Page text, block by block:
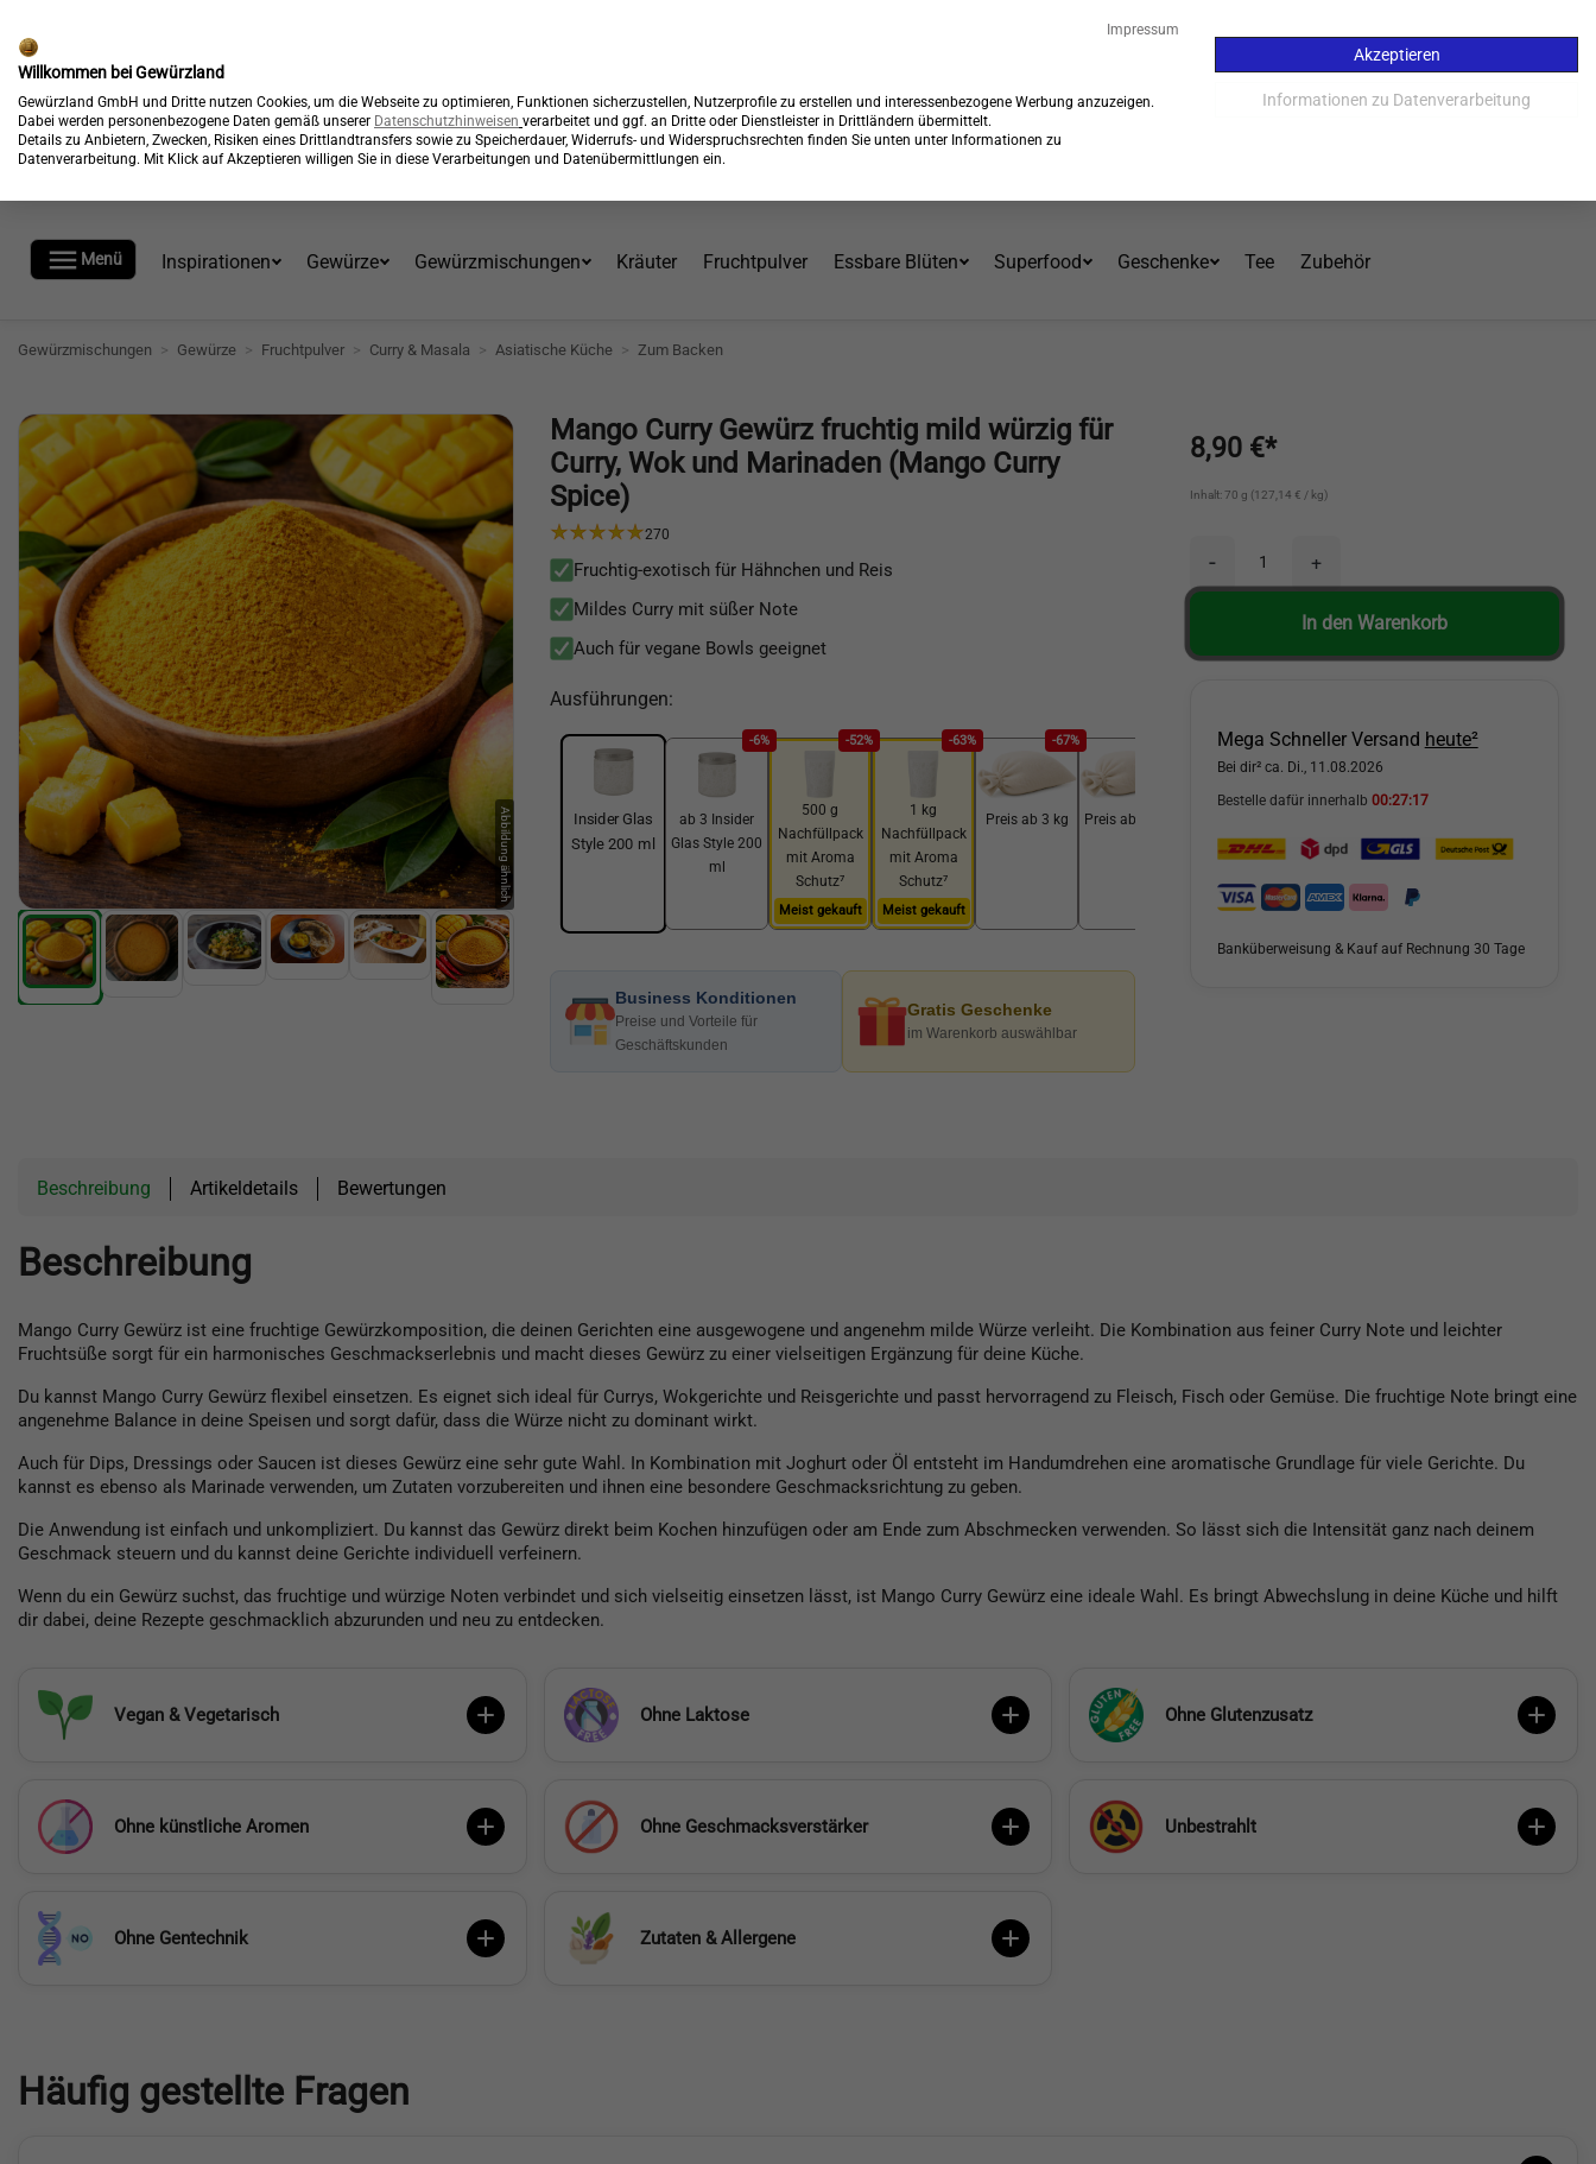
Kostenloser Versand* Kauf auf Rechnung - 30 Tage
 Menü Inspirationen Gewürze Gewürzmischungen Kräuter Fruchtpulver Essbare Blüten Superfood Geschenke Tee Zubehör
Gewürzmischungen > Gewürze > Fruchtpulver > Curry & Masala > Asiatische Küche > Zum Backen
Mango Curry Gewürz fruchtig mild würzig für
Curry, Wok und Marinaden (Mango Curry
Spice)
270
Fruchtig-exotisch für Hähnchen und Reis
Mildes Curry mit süßer Note
Auch für vegane Bowls geeignet
Ausführungen:
Insider Glas
Style 200 ml
-6%
ab 3 Insider
Glas Style 200
ml
-52%
500 g
Nachfüllpack
mit Aroma
Schutz⁷
Meist gekauft
-63%
1 kg
Nachfüllpack
mit Aroma
Schutz⁷
Meist gekauft
-67%
Preis ab 3 kg Preis ab 25 kg
Business Konditionen
Preise und Vorteile für
Geschäftskunden
Gratis Geschenke
im Warenkorb auswählbar
8,90 €*
Inhalt: 70 g (127,14 € / kg)
- +
In den Warenkorb
Mega Schneller Versand heute²
Bei dir² ca. Di., 11.08.2026
Bestelle dafür innerhalb 00:27:15
Banküberweisung & Kauf auf Rechnung 30 Tage
Beschreibung Artikeldetails Bewertungen
Beschreibung
Mango Curry Gewürz ist eine fruchtige Gewürzkomposition, die deinen Gerichten eine ausgewogene und angenehm milde Würze verleiht. Die Kombination aus feiner Curry Note und leichter
Fruchtsüße sorgt für ein harmonisches Geschmackserlebnis und macht dieses Gewürz zu einer vielseitigen Ergänzung für deine Küche.
Du kannst Mango Curry Gewürz flexibel einsetzen. Es eignet sich ideal für Currys, Wokgerichte und Reisgerichte und passt hervorragend zu Fleisch, Fisch oder Gemüse. Die fruchtige Note bringt eine
angenehme Balance in deine Speisen und sorgt dafür, dass die Würze nicht zu dominant wirkt.
Auch für Dips, Dressings oder Saucen ist dieses Gewürz eine sehr gute Wahl. In Kombination mit Joghurt oder Öl entsteht im Handumdrehen eine aromatische Grundlage für viele Gerichte. Du
kannst es ebenso als Marinade verwenden, um Zutaten vorzubereiten und ihnen eine besondere Geschmacksrichtung zu geben.
Die Anwendung ist einfach und unkompliziert. Du kannst das Gewürz direkt beim Kochen hinzufügen oder am Ende zum Abschmecken verwenden. So lässt sich die Intensität ganz nach deinem
Geschmack steuern und du kannst deine Gerichte individuell verfeinern.
Wenn du ein Gewürz suchst, das fruchtige und würzige Noten verbindet und sich vielseitig einsetzen lässt, ist Mango Curry Gewürz eine ideale Wahl. Es bringt Abwechslung in deine Küche und hilft
dir dabei, deine Rezepte geschmacklich abzurunden und neu zu entdecken.
Vegan & Vegetarisch Ohne Laktose Ohne Glutenzusatz
Ohne künstliche Aromen Ohne Geschmacksverstärker Unbestrahlt
Ohne Gentechnik Zutaten & Allergene
Häufig gestellte Fragen
Impressum
Willkommen bei Gewürzland
Gewürzland GmbH und Dritte nutzen Cookies, um die Webseite zu optimieren, Funktionen sicherzustellen, Nutzerprofile zu erstellen und interessenbezogene Werbung anzuzeigen.
Dabei werden personenbezogene Daten gemäß unserer Datenschutzhinweisen verarbeitet und ggf. an Dritte oder Dienstleister in Drittländern übermittelt.
Details zu Anbietern, Zwecken, Risiken eines Drittlandtransfers sowie zu Speicherdauer, Widerrufs- und Widerspruchsrechten finden Sie unten unter Informationen zu
Datenverarbeitung. Mit Klick auf Akzeptieren willigen Sie in diese Verarbeitungen und Datenübermittlungen ein.
Akzeptieren
Informationen zu Datenverarbeitung